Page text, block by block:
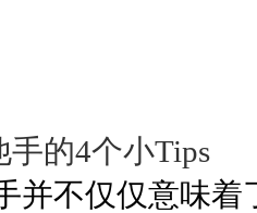
的4个小Tips
并不仅仅意味